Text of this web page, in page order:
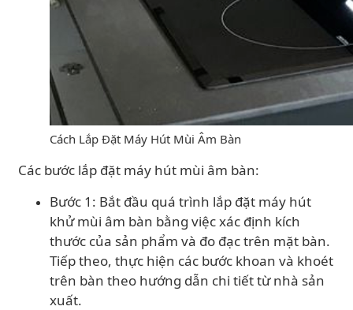
Cách Lắp Đặt Máy Hút Mùi Âm Bàn
Các bước lắp đặt máy hút mùi âm bàn:
Bước 1: Bắt đầu quá trình lắp đặt máy hút
khử mùi âm bàn bằng việc xác định kích
thước của sản phẩm và đo đạc trên mặt bàn.
Tiếp theo, thực hiện các bước khoan và khoét
trên bàn theo hướng dẫn chi tiết từ nhà sản
xuất.